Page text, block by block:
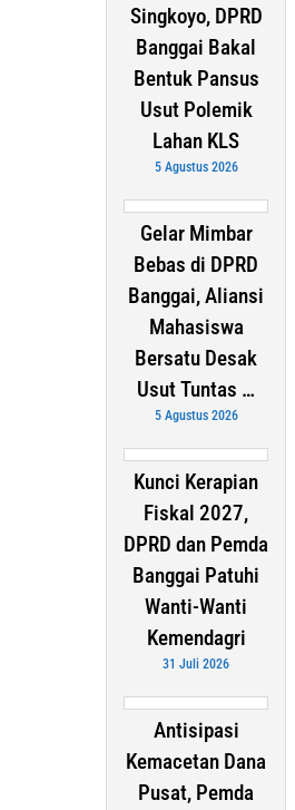
Singkoyo, DPRD
Banggai Bakal
Bentuk Pansus
Usut Polemik
Lahan KLS
5 Agustus 2026
Gelar Mimbar
Bebas di DPRD
Banggai, Aliansi
Mahasiswa
Bersatu Desak
Usut Tuntas …
5 Agustus 2026
Kunci Kerapian
Fiskal 2027,
DPRD dan Pemda
Banggai Patuhi
Wanti-Wanti
Kemendagri
31 Juli 2026
Antisipasi
Kemacetan Dana
Pusat, Pemda